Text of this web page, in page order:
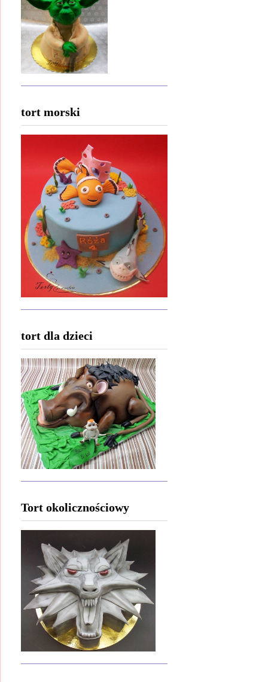
tort morski
tort dla dzieci
Tort okolicznościowy